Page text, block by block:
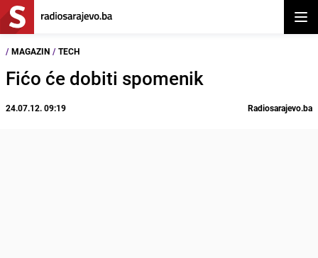
/ MAGAZIN / TECH
Fićo će dobiti spomenik
24.07.12. 09:19 Radiosarajevo.ba